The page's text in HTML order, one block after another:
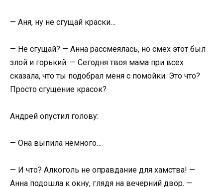
— Аня, ну не сгущай краски…
— Не сгущай? — Анна рассмеялась, но смех этот был
злой и горький. — Сегодня твоя мама при всех
сказала, что ты подобрал меня с помойки. Это что?
Просто сгущение красок?
Андрей опустил голову:
— Она выпила немного…
— И что? Алкоголь не оправдание для хамства! —
Анна подошла к окну, глядя на вечерний двор. —